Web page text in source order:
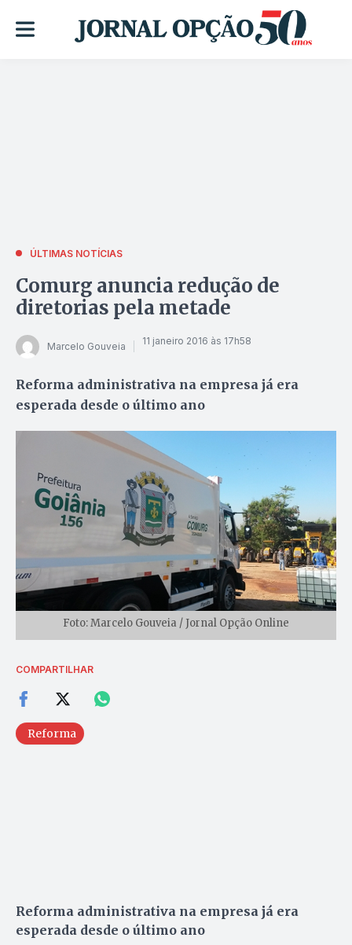
ÚLTIMAS NOTÍCIAS
Comurg anuncia redução de
diretorias pela metade
Marcelo Gouveia 11 janeiro 2016 às 17h58
Reforma administrativa na empresa já era
esperada desde o último ano
Foto: Marcelo Gouveia / Jornal Opção Online
COMPARTILHAR
Reforma
Reforma administrativa na empresa já era
esperada desde o último ano